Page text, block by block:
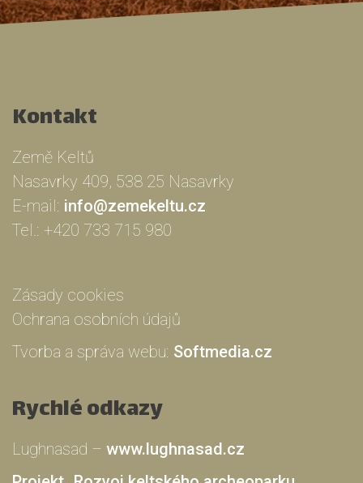
Kontakt
Země Keltů
Nasavrky 409, 538 25 Nasavrky
E-mail: info@zemekeltu.cz
Tel.: +420 733 715 980
Zásady cookies
Ochrana osobních údajů
Tvorba a správa webu: Softmedia.cz
Rychlé odkazy
Lughnasad – www.lughnasad.cz